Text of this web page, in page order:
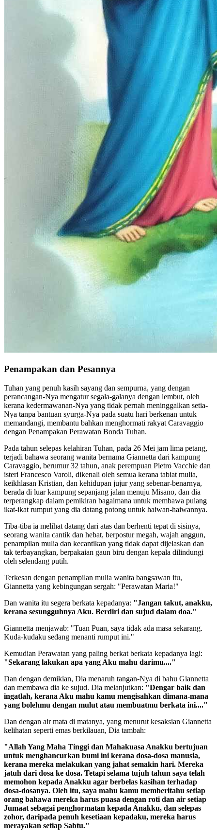
Penampakan dan Pesannya
Tuhan yang penuh kasih sayang dan sempurna, yang dengan
perancangan-Nya mengatur segala-galanya dengan lembut, oleh
kerana kedermawanan-Nya yang tidak pernah meninggalkan setia-
Nya tanpa bantuan syurga-Nya pada suatu hari berkenan untuk
memandangi, membantu bahkan menghormati rakyat Caravaggio
dengan Penampakan Perawatan Bonda Tuhan.
Pada tahun selepas kelahiran Tuhan, pada 26 Mei jam lima petang,
terjadi bahawa seorang wanita bernama Giannetta dari kampung
Caravaggio, berumur 32 tahun, anak perempuan Pietro Vacchie dan
isteri Francesco Varoli, dikenali oleh semua kerana tabiat mulia,
keikhlasan Kristian, dan kehidupan jujur yang sebenar-benarnya,
berada di luar kampung sepanjang jalan menuju Misano, dan dia
terperangkap dalam pemikiran bagaimana untuk membawa pulang
ikat-ikat rumput yang dia datang potong untuk haiwan-haiwannya.
Tiba-tiba ia melihat datang dari atas dan berhenti tepat di sisinya,
seorang wanita cantik dan hebat, berpostur megah, wajah anggun,
penampilan mulia dan kecantikan yang tidak dapat dijelaskan dan
tak terbayangkan, berpakaian gaun biru dengan kepala dilindungi
oleh selendang putih.
Terkesan dengan penampilan mulia wanita bangsawan itu,
Giannetta yang kebingungan sergah: "Perawatan Maria!"
Dan wanita itu segera berkata kepadanya: "Jangan takut, anakku,
kerana sesungguhnya Aku. Berdiri dan sujud dalam doa."
Giannetta menjawab: "Tuan Puan, saya tidak ada masa sekarang.
Kuda-kudaku sedang menanti rumput ini."
Kemudian Perawatan yang paling berkat berkata kepadanya lagi:
"Sekarang lakukan apa yang Aku mahu darimu...."
Dan dengan demikian, Dia menaruh tangan-Nya di bahu Giannetta
dan membawa dia ke sujud. Dia melanjutkan: "Dengar baik dan
ingatlah, kerana Aku mahu kamu mengisahkan dimana-mana
yang bolehmu dengan mulut atau membuatmu berkata ini...."
Dan dengan air mata di matanya, yang menurut kesaksian Giannetta
kelihatan seperti emas berkilauan, Dia tambah:
"Allah Yang Maha Tinggi dan Mahakuasa Anakku bertujuan
untuk menghancurkan bumi ini kerana dosa-dosa manusia,
kerana mereka melakukan yang jahat semakin hari. Mereka
jatuh dari dosa ke dosa. Tetapi selama tujuh tahun saya telah
memohon kepada Anakku agar berbelas kasihan terhadap
dosa-dosanya. Oleh itu, saya mahu kamu memberitahu setiap
orang bahawa mereka harus puasa dengan roti dan air setiap
Jumaat sebagai penghormatan kepada Anakku, dan selepas
zohor, daripada penuh kesetiaan kepadaku, mereka harus
merayakan setiap Sabtu."